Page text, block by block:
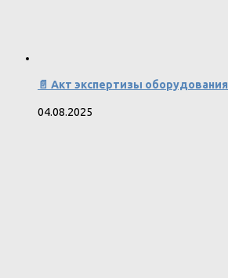
📄 Акт экспертизы оборудования
04.08.2025